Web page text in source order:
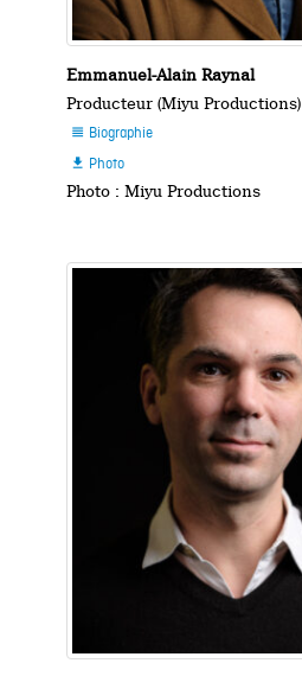
Emmanuel-Alain Raynal
Producteur (Miyu Productions)
 Biographie
 Photo
Photo : Miyu Productions